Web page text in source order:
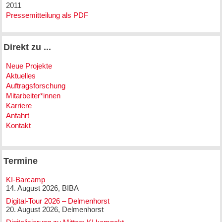
2011
Pressemitteilung als PDF
Direkt zu ...
Neue Projekte
Aktuelles
Auftragsforschung
Mitarbeiter*innen
Karriere
Anfahrt
Kontakt
Termine
KI-Barcamp
14. August 2026, BIBA
Digital-Tour 2026 – Delmenhorst
20. August 2026, Delmenhorst